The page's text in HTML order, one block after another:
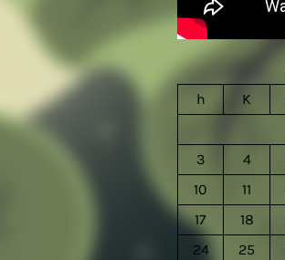
h
K
3
4
10
11
17
18
24
25